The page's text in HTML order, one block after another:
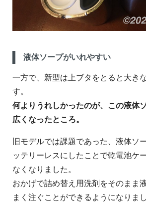
液体ソープがいれやすい
一方で、新型は上ブタをとると大き
す。
何よりうれしかったのが、この液体
広くなったところ。
旧モデルでは課題であった、液体ソ
ッテリーレスにしたことで乾電池ケ
なくなりました。
おかげで詰め替え用洗剤をそのまま
まく注ぐことができるようになりまし